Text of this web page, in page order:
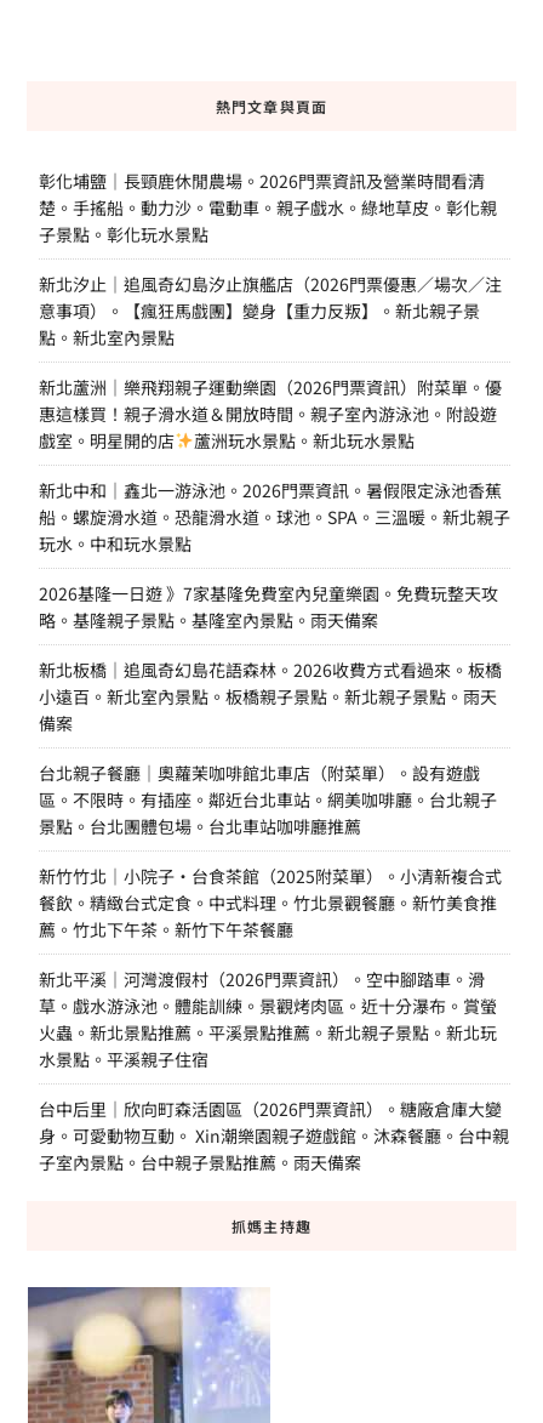
熱門文章與頁面
彰化埔鹽｜長頸鹿休閒農場。2026門票資訊及營業時間看清
楚。手搖船。動力沙。電動車。親子戲水。綠地草皮。彰化親
子景點。彰化玩水景點
新北汐止｜追風奇幻島汐止旗艦店（2026門票優惠／場次／注
意事項）。【瘋狂馬戲團】變身【重力反叛】。新北親子景
點。新北室內景點
新北蘆洲｜樂飛翔親子運動樂園（2026門票資訊）附菜單。優
惠這樣買！親子滑水道＆開放時間。親子室內游泳池。附設遊
戲室。明星開的店
蘆洲玩水景點。新北玩水景點
新北中和｜鑫北一游泳池。2026門票資訊。暑假限定泳池香蕉
船。螺旋滑水道。恐龍滑水道。球池。SPA。三溫暖。新北親子
玩水。中和玩水景點
2026基隆一日遊 》7家基隆免費室內兒童樂園。免費玩整天攻
略。基隆親子景點。基隆室內景點。雨天備案
新北板橋｜追風奇幻島花語森林。2026收費方式看過來。板橋
小遠百。新北室內景點。板橋親子景點。新北親子景點。雨天
備案
台北親子餐廳｜奧蘿茉咖啡館北車店（附菜單）。設有遊戲
區。不限時。有插座。鄰近台北車站。網美咖啡廳。台北親子
景點。台北團體包場。台北車站咖啡廳推薦
新竹竹北｜小院子·台食茶館（2025附菜單）。小清新複合式
餐飲。精緻台式定食。中式料理。竹北景觀餐廳。新竹美食推
薦。竹北下午茶。新竹下午茶餐廳
新北平溪｜河灣渡假村（2026門票資訊）。空中腳踏車。滑
草。戲水游泳池。體能訓練。景觀烤肉區。近十分瀑布。賞螢
火蟲。新北景點推薦。平溪景點推薦。新北親子景點。新北玩
水景點。平溪親子住宿
台中后里｜欣向町森活園區（2026門票資訊）。糖廠倉庫大變
身。可愛動物互動。 Xin潮樂園親子遊戲館。沐森餐廳。台中親
子室內景點。台中親子景點推薦。雨天備案
抓媽主持趣